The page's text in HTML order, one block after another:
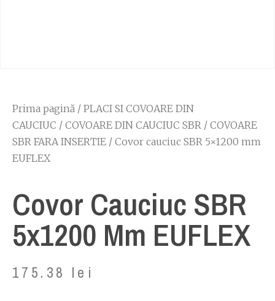
Prima pagină / PLACI SI COVOARE DIN
CAUCIUC / COVOARE DIN CAUCIUC SBR / COVOARE
SBR FARA INSERTIE / Covor cauciuc SBR 5×1200 mm
EUFLEX
Covor Cauciuc SBR
5x1200 Mm EUFLEX
175.38 lei